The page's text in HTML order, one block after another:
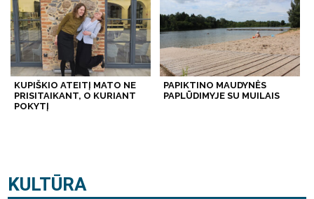
KUPIŠKIO ATEITĮ MATO NE
PRISITAIKANT, O KURIANT
POKYTĮ
PAPIKTINO MAUDYNĖS
PAPLŪDIMYJE SU MUILAIS
KULTŪRA